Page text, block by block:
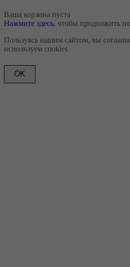
Ваша корзина пуста
Нажмите здесь, чтобы продолжить
Пользуясь нашим сайтом, вы
используем cookies
OK